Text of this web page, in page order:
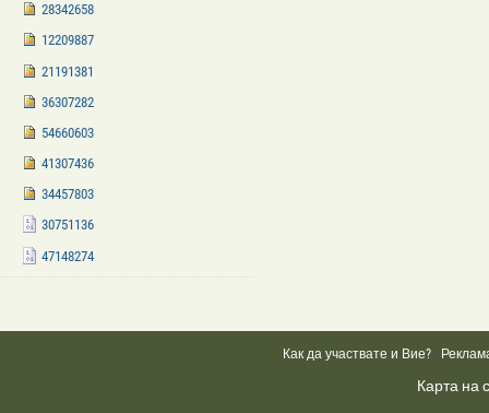
28342658
12209887
21191381
36307282
54660603
41307436
34457803
30751136
47148274
Как да участвате и Вие?
Карта на